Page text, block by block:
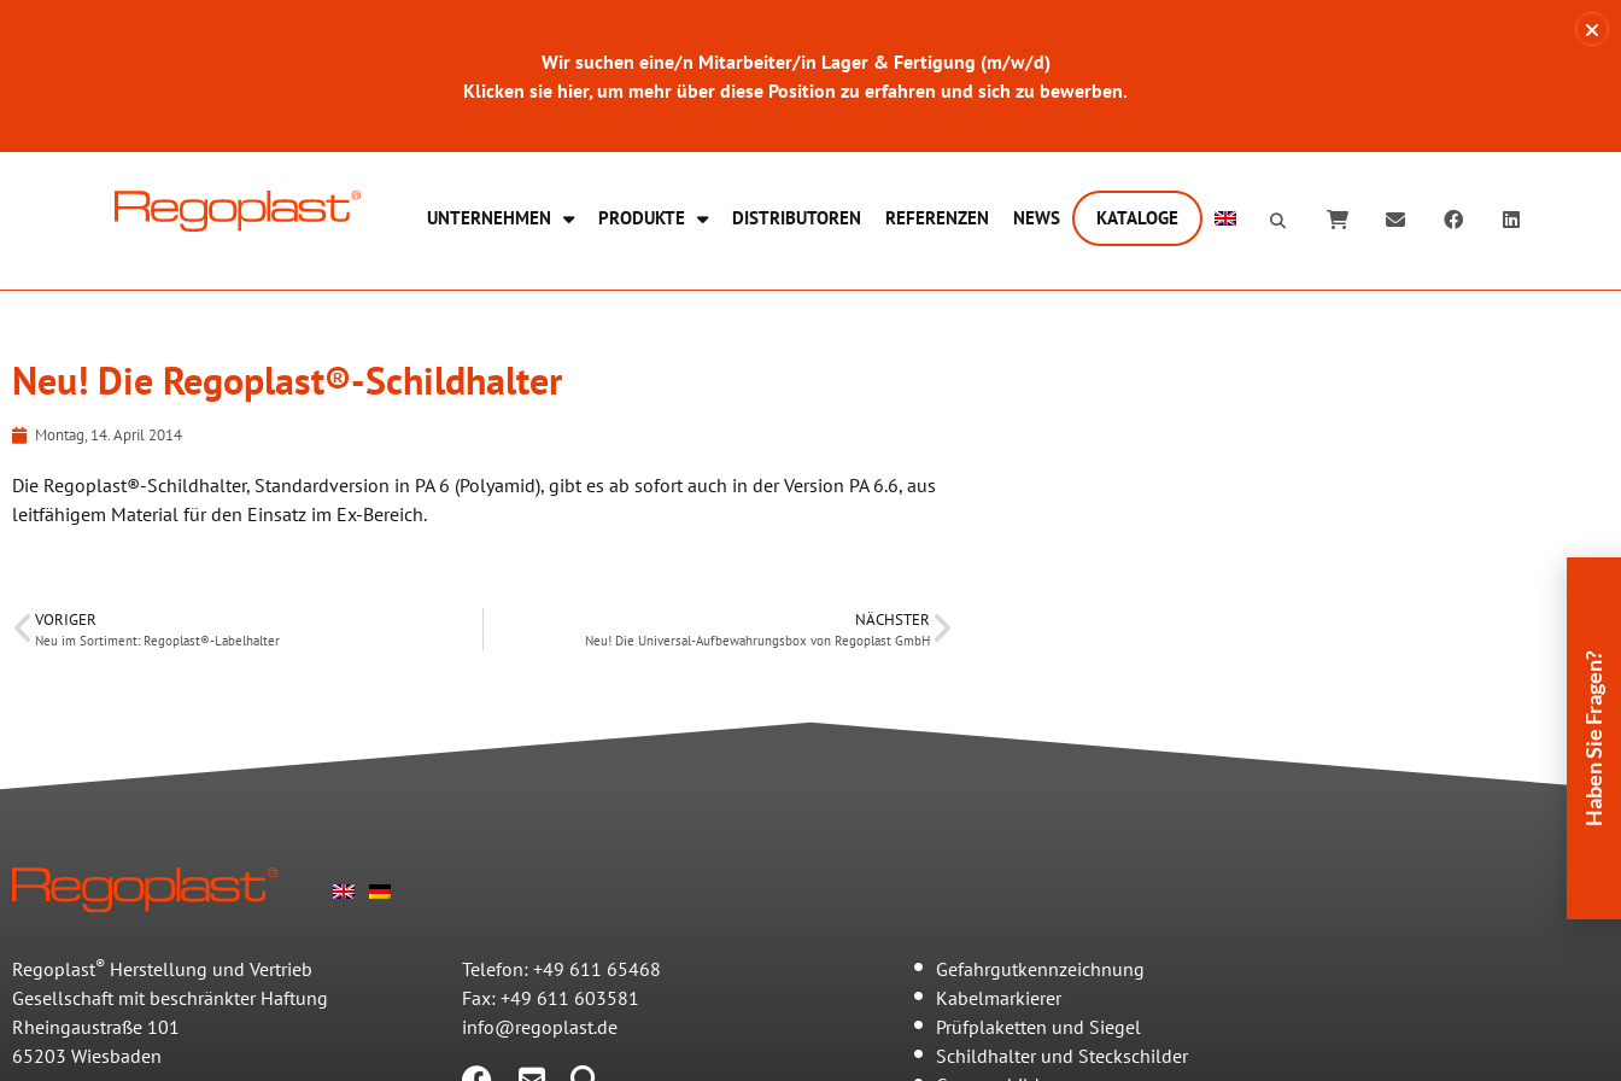
Wir suchen eine/n Mitarbeiter/in Lager & Fertigung (m/w/d)
Klicken sie hier, um mehr über diese Position zu erfahren und sich zu bewerben.
UNTERNEHMEN PRODUKTE DISTRIBUTOREN REFERENZEN NEWS KATALOGE
Neu! Die Regoplast®-Schildhalter
Montag, 14. April 2014
Die Regoplast®-Schildhalter, Standardversion in PA 6 (Polyamid), gibt es ab sofort auch in der Version PA 6.6, aus
leitfähigem Material für den Einsatz im Ex-Bereich.
VORIGER
Neu im Sortiment: Regoplast®-Labelhalter
NÄCHSTER
Neu! Die Universal-Aufbewahrungsbox von Regoplast GmbH
Regoplast® Herstellung und Vertrieb
Gesellschaft mit beschränkter Haftung
Rheingaustraße 101
65203 Wiesbaden
Telefon: +49 611 65468
Fax: +49 611 603581
info@regoplast.de
Gefahrgutkennzeichnung
Kabelmarkierer
Prüfplaketten und Siegel
Schildhalter und Steckschilder
Haben Sie Fragen?